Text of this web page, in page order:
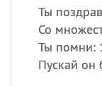
Ты
Со
Ты помни:
Пускай он